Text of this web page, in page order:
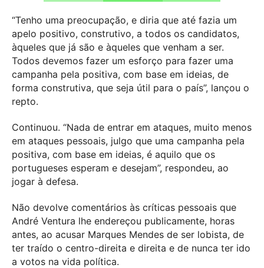
“Tenho uma preocupação, e diria que até fazia um
apelo positivo, construtivo, a todos os candidatos,
àqueles que já são e àqueles que venham a ser.
Todos devemos fazer um esforço para fazer uma
campanha pela positiva, com base em ideias, de
forma construtiva, que seja útil para o país”, lançou o
repto.
Continuou. “Nada de entrar em ataques, muito menos
em ataques pessoais, julgo que uma campanha pela
positiva, com base em ideias, é aquilo que os
portugueses esperam e desejam”, respondeu, ao
jogar à defesa.
Não devolve comentários às críticas pessoais que
André Ventura lhe endereçou publicamente, horas
antes, ao acusar Marques Mendes de ser lobista, de
ter traído o centro-direita e direita e de nunca ter ido
a votos na vida política.